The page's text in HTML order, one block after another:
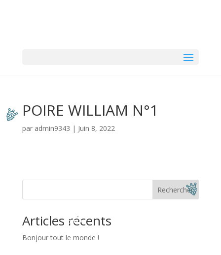
POIRE WILLIAM N°1
par admin9343 | Juin 8, 2022
Rechercher
Articles récents
Bonjour tout le monde !